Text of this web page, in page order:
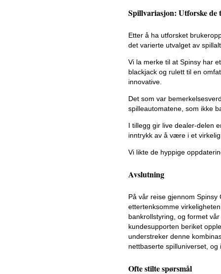
Spillvariasjon: Utforske de
Etter å ha utforsket
det varierte utvalget av
Vi la merke til at Spinsy har
blackjack og rulett til en
innovative.
Det som var
spilleautomatene, som ikke
I tillegg gir live dealer-delen
inntrykk av å være i et
Vi likte de hyppige
Avslutning
På vår reise gjennom
ettertenksomme
bankrollstyring, og formet
kundesupporten beriket
understreker denne
nettbaserte spilluniverset,
Ofte stilte spørsmål